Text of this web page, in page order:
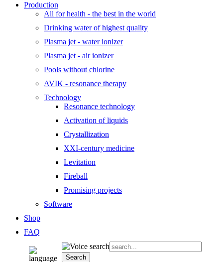
Production
All for health - the best in the world
Drinking water of highest quality
Plasma jet - water ionizer
Plasma jet - air ionizer
Pools without chlorine
AVIK - resonance therapy
Technology
Resonance technology
Activation of liquids
Crystallization
XXI-century medicine
Levitation
Fireball
Promising projects
Software
Shop
FAQ